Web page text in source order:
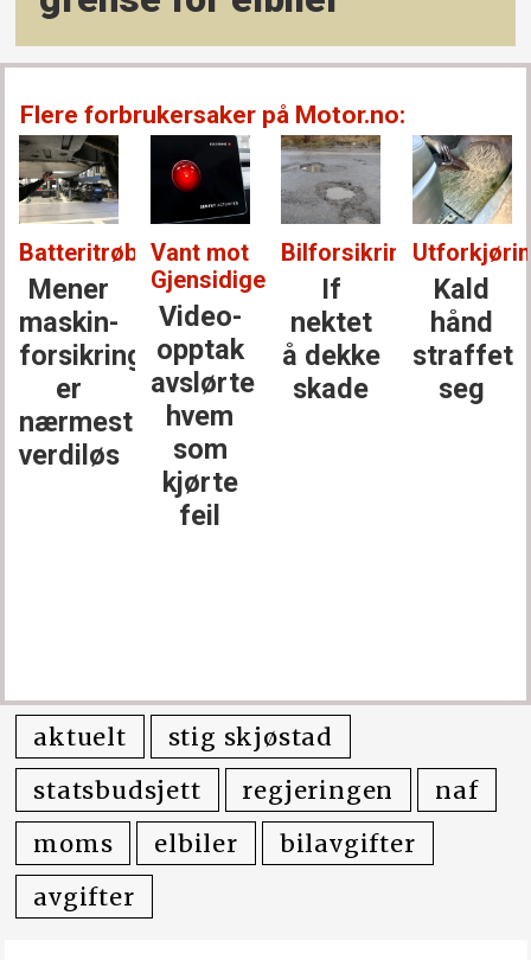
Flere forbrukersaker på Motor.no:
Batteritrøbbel:
Mener
maskin­
forsikringen
er
nærmest
verdiløs
Vant mot
Gjensidige:
Video-
opptak
avslørte
hvem
som
kjørte
feil
Bilforsikring:
If
nektet
å dekke
skade
Kald
hånd
straffet
seg
aktuelt
stig skjøstad
statsbudsjett
regjeringen
naf
moms
elbiler
bilavgifter
avgifter